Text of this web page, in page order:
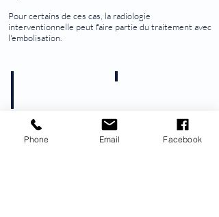
Pour certains de ces cas, la radiologie
interventionnelle peut faire partie du traitement avec
l'embolisation.
Embolisation Fibrome utérin
Phone Email Facebook